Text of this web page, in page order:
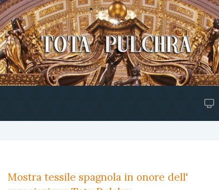
Mostra tessile spagnola in onore dell'